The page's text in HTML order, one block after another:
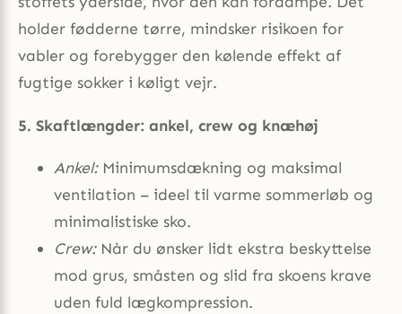
holder fødderne tørre, mindsker risikoen for
vabler og forebygger den kølende effekt af
fugtige sokker i køligt vejr.
5. Skaftlængder: ankel, crew og knæhøj
Ankel:Minimumsdækning og maksimal
ventilation – ideel til varme sommerløb og
minimalistiske sko.
Crew:Når du ønsker lidt ekstra beskyttelse
mod grus, småsten og slid fra skoens krave
uden fuld lægkompression.